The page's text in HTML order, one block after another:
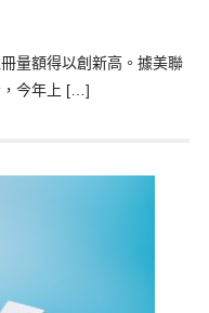
量額得以創新高。據美聯
，今年上 […]